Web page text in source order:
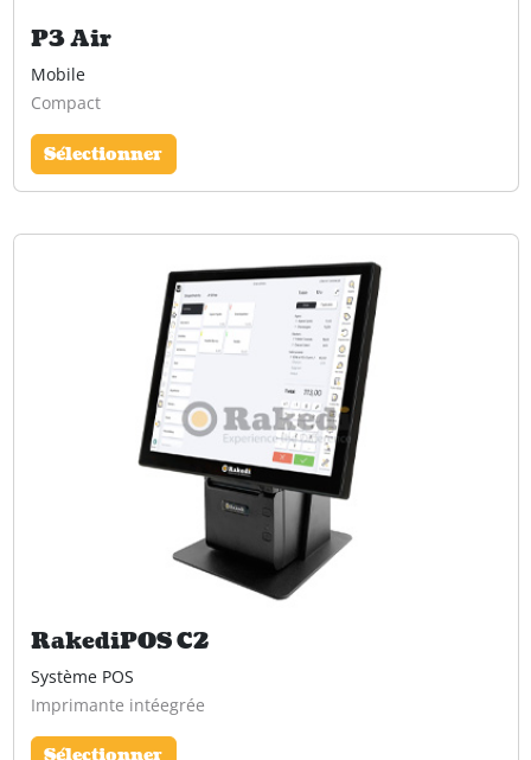
P3 Air
Mobile
Compact
Sélectionner
RakediPOS C2
Système POS
Imprimante intéegrée